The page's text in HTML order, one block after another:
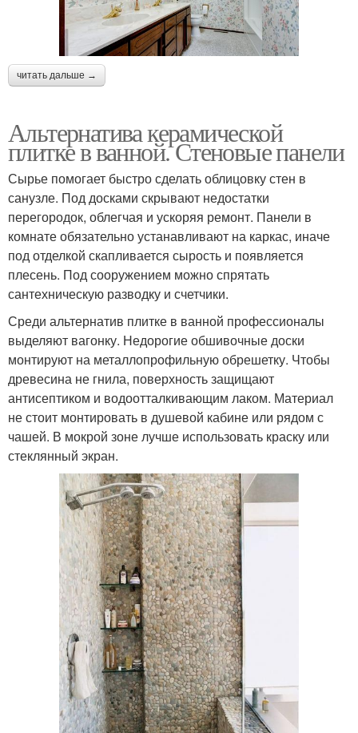
читать дальше →
Альтернатива керамической
плитке в ванной. Стеновые панели
Сырье помогает быстро сделать облицовку стен в
санузле. Под досками скрывают недостатки
перегородок, облегчая и ускоряя ремонт. Панели в
комнате обязательно устанавливают на каркас, иначе
под отделкой скапливается сырость и появляется
плесень. Под сооружением можно спрятать
сантехническую разводку и счетчики.
Среди альтернатив плитке в ванной профессионалы
выделяют вагонку. Недорогие обшивочные доски
монтируют на металлопрофильную обрешетку. Чтобы
древесина не гнила, поверхность защищают
антисептиком и водоотталкивающим лаком. Материал
не стоит монтировать в душевой кабине или рядом с
чашей. В мокрой зоне лучше использовать краску или
стеклянный экран.